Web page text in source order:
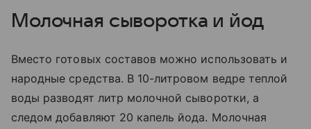
Молочная сыворотка и йод
Вместо готовых составов можно использовать и
народные средства. В 10-литровом ведре теплой
воды разводят литр молочной сыворотки, а
следом добавляют 20 капель йода. Молочная